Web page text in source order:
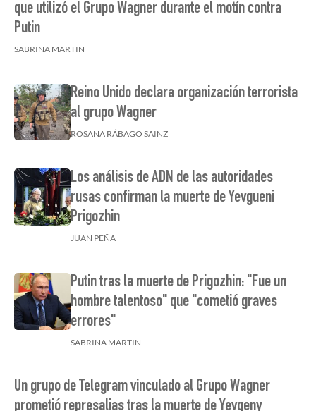
que utilizó el Grupo Wagner durante el motín contra
Putin
SABRINA MARTIN
Reino Unido declara organización terrorista
al grupo Wagner
ROSANA RÁBAGO SAINZ
Los análisis de ADN de las autoridades
rusas confirman la muerte de Yevgueni
Prigozhin
JUAN PEÑA
Putin tras la muerte de Prigozhin: "Fue un
hombre talentoso" que "cometió graves
errores"
SABRINA MARTIN
Un grupo de Telegram vinculado al Grupo Wagner
prometió represalias tras la muerte de Yevgeny